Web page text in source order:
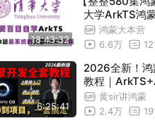
自定义组件重用样式@Styles
扩展组件样式
状态装饰器state-prop-link
后代组件数据双向Provide和
Watch装饰器
条件渲染
18:43:32
大学ArkTS鸿
程，学鸿蒙开
可以了，无废
rkTS)
鸿蒙大本营
6.6万
6:25:41
2026全新！鸿
教程｜
项目实战！
黄sir讲鸿蒙
2.4万